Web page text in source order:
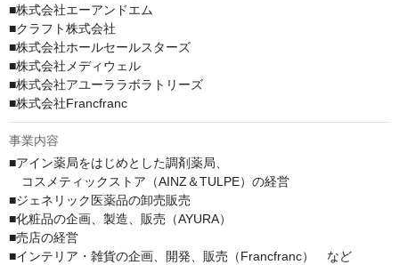
■株式会社エーアンドエム
■クラフト株式会社
■株式会社ホールセールスターズ
■株式会社メディウェル
■株式会社アユーララボラトリーズ
■株式会社Francfranc
事業内容
■アイン薬局をはじめとした調剤薬局、
コスメティックストア（AINZ＆TULPE）の経営
■ジェネリック医薬品の卸売販売
■化粧品の企画、製造、販売（AYURA）
■売店の経営
■インテリア・雑貨の企画、開発、販売（Francfranc）　など